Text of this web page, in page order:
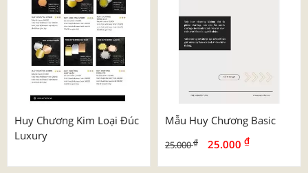
Huy Chương Kim Loại Đúc
Luxury
Mẫu Huy Chương Basic
25.000₫ 25.000 ₫